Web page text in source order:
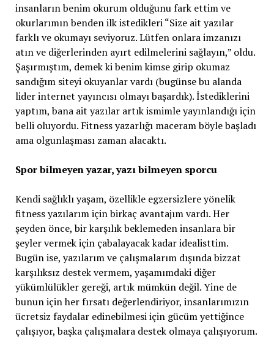
insanların benim okurum olduğunu fark ettim ve
okurlarımın benden ilk istedikleri “Size ait yazılar
farklı ve okumayı seviyoruz. Lütfen onlara imzanızı
atın ve diğerlerinden ayırt edilmelerini sağlayın,” oldu.
Şaşırmıştım, demek ki benim kimse girip okumaz
sandığım siteyi okuyanlar vardı (bugünse bu alanda
lider internet yayıncısı olmayı başardık). İstediklerini
yaptım, bana ait yazılar artık ismimle yayınlandığı için
belli oluyordu. Fitness yazarlığı maceram böyle başladı
ama olgunlaşması zaman alacaktı.
Spor bilmeyen yazar, yazı bilmeyen sporcu
Kendi sağlıklı yaşam, özellikle egzersizlere yönelik
fitness yazılarım için birkaç avantajım vardı. Her
şeyden önce, bir karşılık beklemeden insanlara bir
şeyler vermek için çabalayacak kadar idealisttim.
Bugün ise, yazılarım ve çalışmalarım dışında bizzat
karşılıksız destek vermem, yaşamımdaki diğer
yükümlülükler gereği, artık mümkün değil. Yine de
bunun için her fırsatı değerlendiriyor, insanlarımızın
ücretsiz faydalar edinebilmesi için gücüm yettiğince
çalışıyor, başka çalışmalara destek olmaya çalışıyorum.